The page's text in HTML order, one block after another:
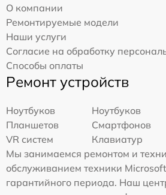
О компании
Ремонтируемые модели
Наши услуги
Согласие на обработку
Способы оплаты
Ремонт устройств
Ноутбуков
Ноутбуков
Планшетов
Смартфонов
VR систем
Клавиатур
Мы занимаемся ремонтом и
обслуживанием техники
гарантийного периода. Наш